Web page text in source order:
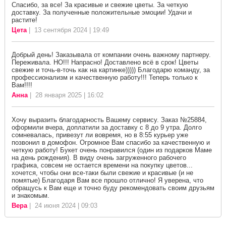
Спасибо, за все! За красивые и свежие цветы. За четкую
доставку. За полученные положительные эмоции! Удачи и
растите!
Цета| 13 сентября 2024 | 19:49
Добрый день! Заказывала от компании очень важному партнеру.
Переживала. НО!!! Напрасно! Доставлено всё в срок! Цветы
свежие и точь-в-точь как на картинке))))) Благодарю команду, за
профессионализм и качественную работу!!! Теперь только к
Вам!!!!
Анна| 28 января 2025 | 16:02
Хочу выразить благодарность Вашему сервису. Заказ №25884,
оформили вчера, доплатили за доставку с 8 до 9 утра. Долго
сомневалась, привезут ли вовремя, но в 8:55 курьер уже
позвонил в домофон. Огромное Вам спасибо за качественную и
четкую работу! Букет очень понравился (один из подарков Маме
на день рождения). В виду очень загруженного рабочего
графика, совсем не остается времени на покупку цветов...
хочется, чтобы они все-таки были свежие и красивые (и не
помятые) Благодаря Вам все прошло отлично! Я уверена, что
обращусь к Вам еще и точно буду рекомендовать своим друзьям
и знакомым.
Вера| 24 июня 2024 | 09:03